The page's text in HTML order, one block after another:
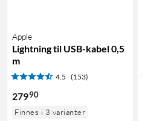
Apple
Lightning til USB-kabel 0,5
m
4.5 (153)
27990
Finnes i 3 varianter